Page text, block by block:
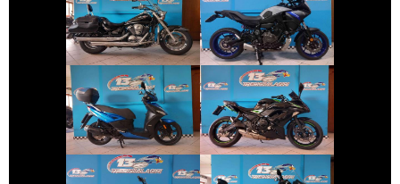
KAWASAKI VN
YAMAHA
TRACER
KYMCO AGILITY
€ 1.590 €
KAWASAKI
NINJA-650
€ 5.790 €
€ 1.400 € € 3.390 €